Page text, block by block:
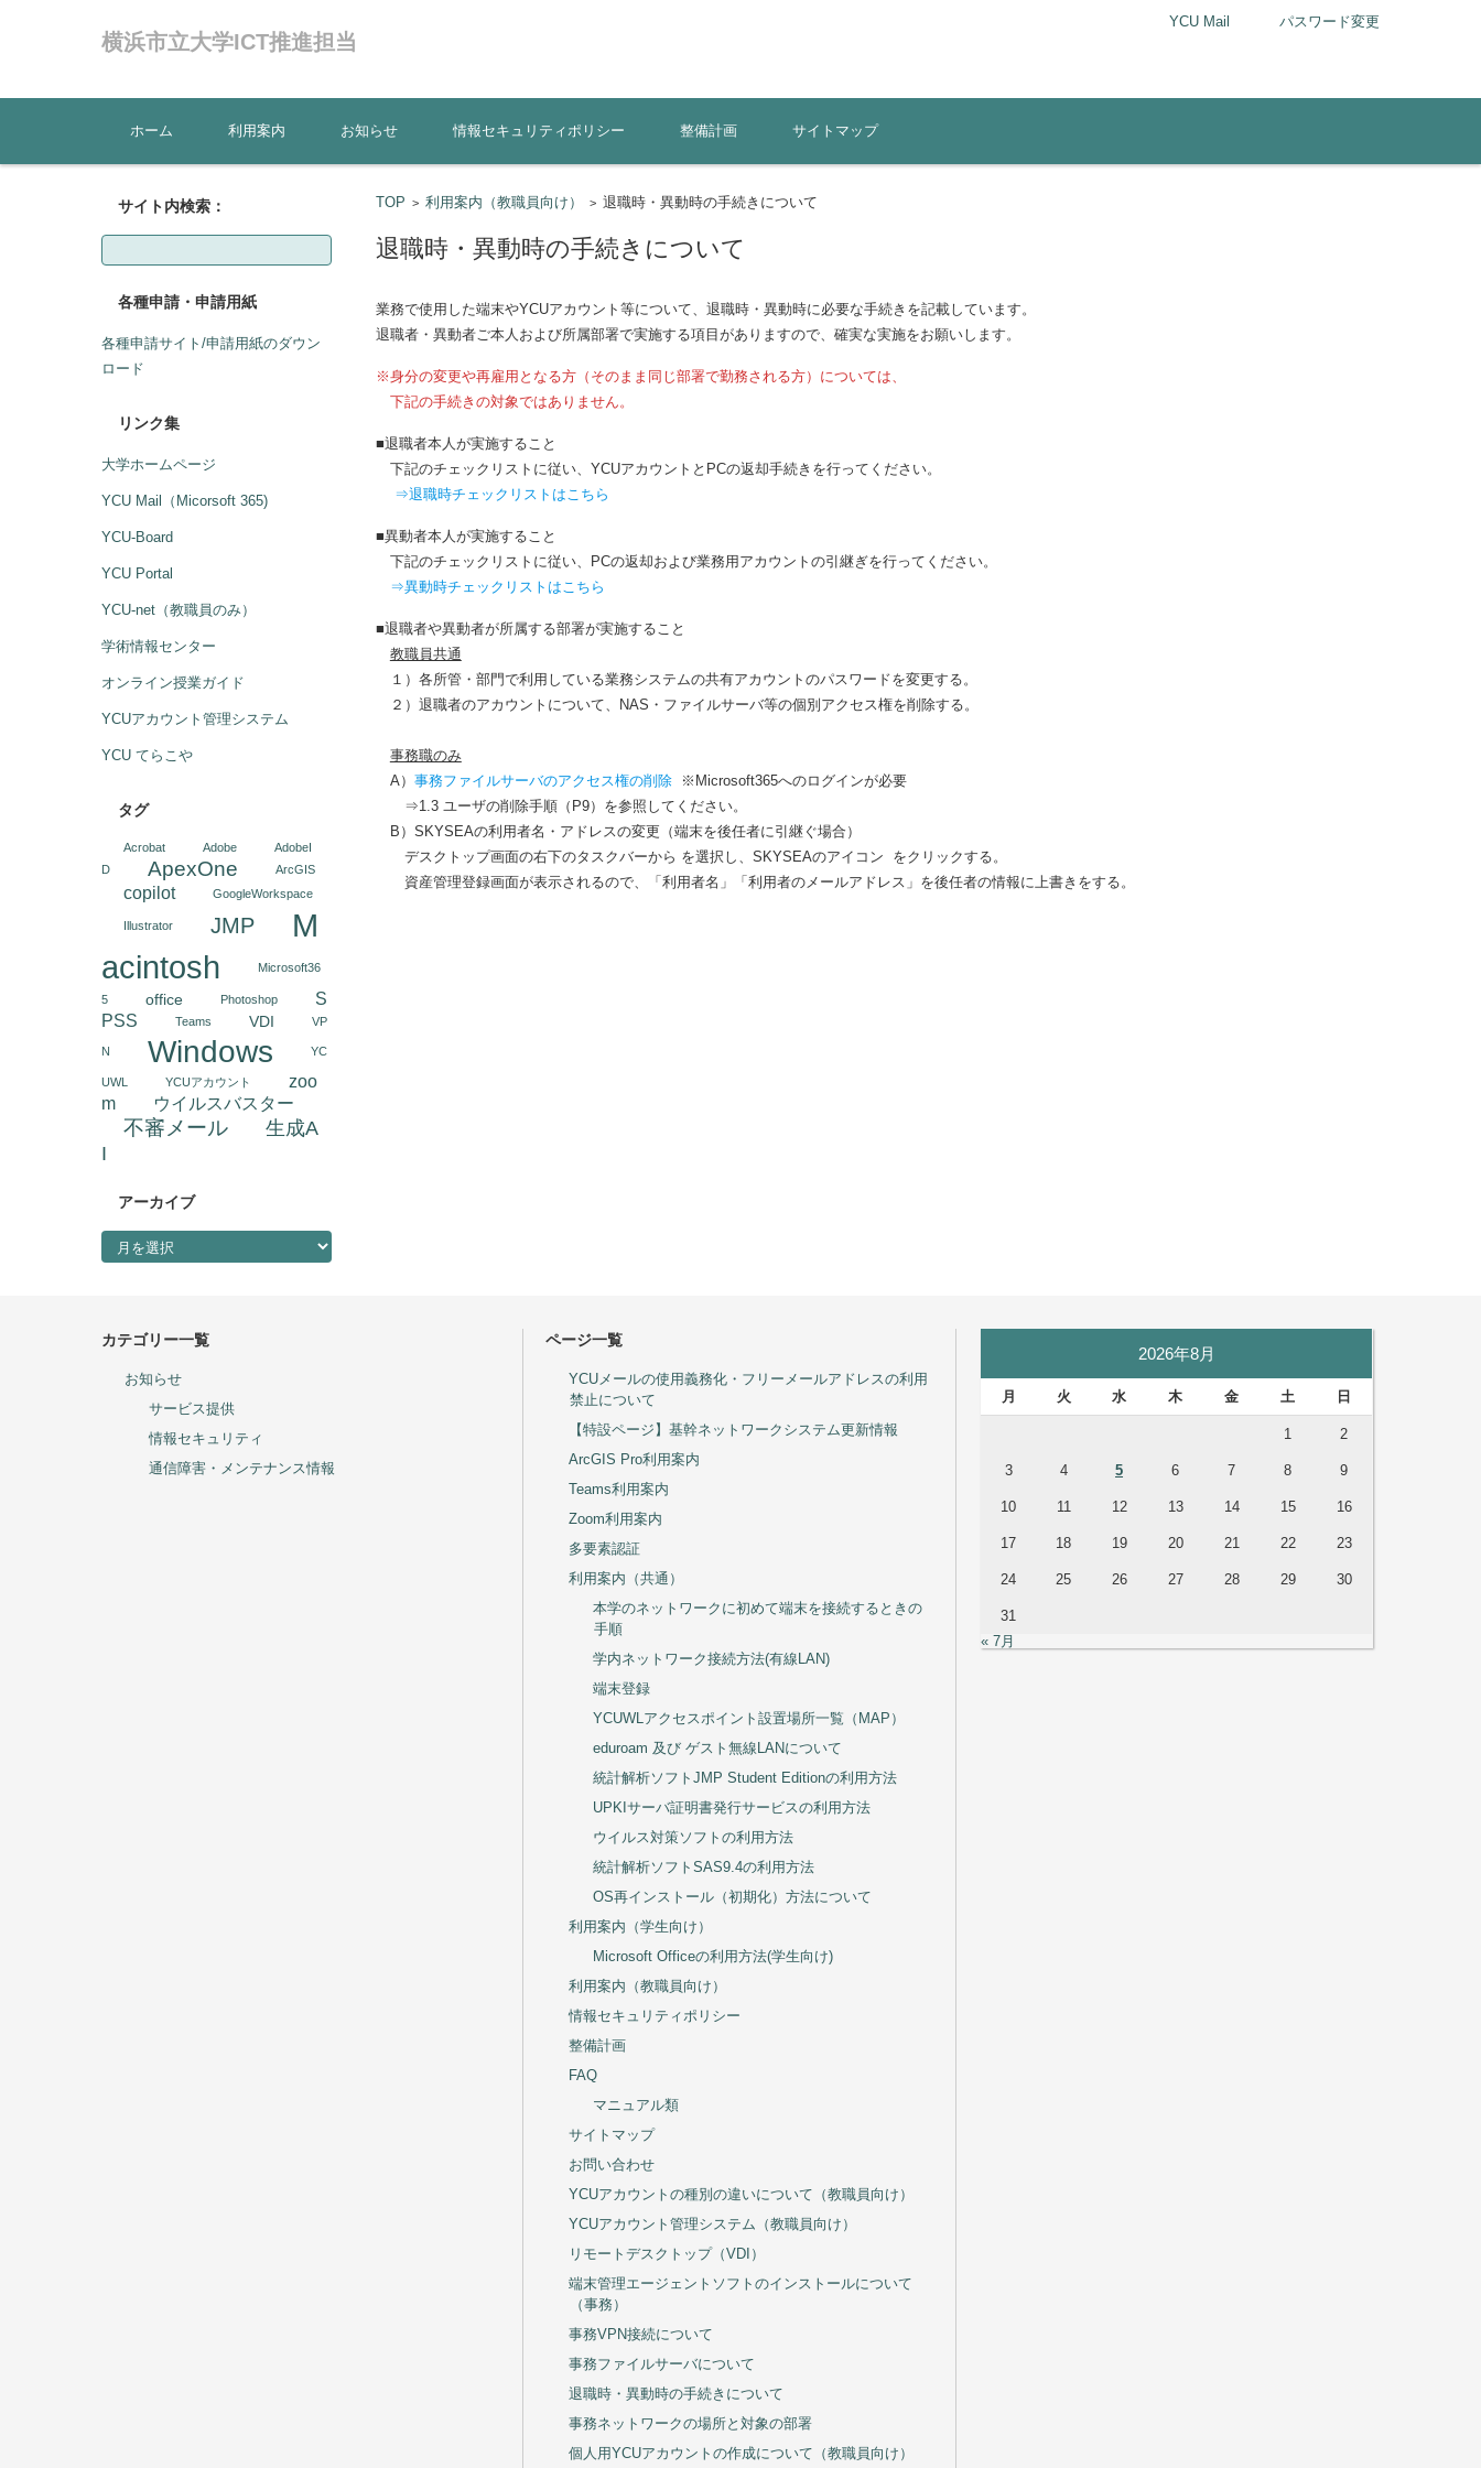
横浜市立大学ICT推進担当
YCU Mail パスワード変更
コンテンツに移動
ホーム
利用案内 お知らせ 情報セキュリティポリシー 整備計画 サイトマップ
TOP > 利用案内（教職員向け） > 退職時・異動時の手続きについて
退職時・異動時の手続きについて
業務で使用した端末やYCUアカウント等について、退職時・異動時に必要な手続きを記載しています。
退職者・異動者ご本人および所属部署で実施する項目がありますので、確実な実施をお願いします。
※身分の変更や再雇用となる方（そのまま同じ部署で勤務される方）については、
下記の手続きの対象ではありません。
■退職者本人が実施すること
下記のチェックリストに従い、YCUアカウントとPCの返却手続きを行ってください。
⇒退職時チェックリストはこちら
■異動者本人が実施すること
下記のチェックリストに従い、PCの返却および業務用アカウントの引継ぎを行ってください。
⇒異動時チェックリストはこちら
■退職者や異動者が所属する部署が実施すること
教職員共通
１）各所管・部門で利用している業務システムの共有アカウントのパスワードを変更する。
２）退職者のアカウントについて、NAS・ファイルサーバ等の個別アクセス権を削除する。
事務職のみ
A） 事務ファイルサーバのアクセス権の削除
※Microsoft365へのログインが必要
⇒1.3 ユーザの削除手順（P9）を参照してください。
B）SKYSEAの利用者名・アドレスの変更（端末を後任者に引継ぐ場合）
デスクトップ画面の右下のタスクバーから を選択し、SKYSEAのアイコン
をクリックする。
資産管理登録画面が表示されるので、「利用者名」「利用者のメールアドレス」を後任者の情報に上書きをする。
サイト内検索：
検
各種申請・申請用紙
各種申請サイト/申請用紙のダウン
ロード
リンク集
大学ホームページ
YCU Mail（Micorsoft 365)
YCU-Board
YCU Portal
YCU-net（教職員のみ）
学術情報センター
オンライン授業ガイド
YCUアカウント管理システム
YCU てらこや
タグ
Acrobat Adobe
AdobeI
D
ApexOne ArcGIS
copilot GoogleWorkspace
Illustrator JMP
M
acintosh
Microsoft36
5 office Photoshop
S
PSS
Teams VDI VP
N Windows YC
UWL YCUアカウント
zoo
m
ウイルスバスター
不審メール
生成A
I
アーカイブ
アーカイブ
カテゴリー一覧
お知らせ
サービス提供
情報セキュリティ
通信障害・メンテナンス情報
ページ一覧
YCUメールの使用義務化・フリーメールアドレスの利用
禁止について
【特設ページ】基幹ネットワークシステム更新情報
ArcGIS Pro利用案内
Teams利用案内
Zoom利用案内
多要素認証
利用案内（共通）
本学のネットワークに初めて端末を接続するときの
手順
学内ネットワーク接続方法(有線LAN)
端末登録
YCUWLアクセスポイント設置場所一覧（MAP）
eduroam 及び ゲスト無線LANについて
統計解析ソフトJMP Student Editionの利用方法
UPKIサーバ証明書発行サービスの利用方法
ウイルス対策ソフトの利用方法
統計解析ソフトSAS9.4の利用方法
OS再インストール（初期化）方法について
利用案内（学生向け）
Microsoft Officeの利用方法(学生向け)
利用案内（教職員向け）
情報セキュリティポリシー
整備計画
FAQ
マニュアル類
サイトマップ
お問い合わせ
YCUアカウントの種別の違いについて（教職員向け）
YCUアカウント管理システム（教職員向け）
リモートデスクトップ（VDI）
端末管理エージェントソフトのインストールについて
（事務）
事務VPN接続について
事務ファイルサーバについて
退職時・異動時の手続きについて
事務ネットワークの場所と対象の部署
個人用YCUアカウントの作成について（教職員向け）
2026年8月
月 火 水 木 金 土 日
1 2
3 4 5 6 7 8 9
10 11 12 13 14 15 16
17 18 19 20 21 22 23
24 25 26 27 28 29 30
31
« 7月